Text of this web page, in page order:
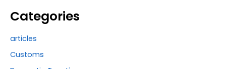
Categories
articles
Customs